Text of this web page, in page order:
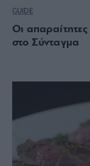
GUIDE
Οι
στο Σύνταγμα